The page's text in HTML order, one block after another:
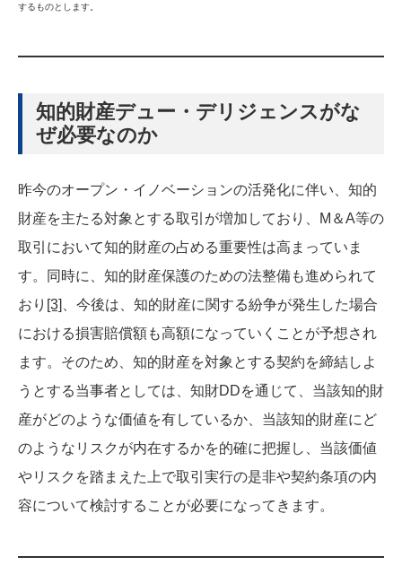
するものとします。
知的財産デュー・デリジェンスがな
ぜ必要なのか
昨今のオープン・イノベーションの活発化に伴い、知的
財産を主たる対象とする取引が増加しており、M＆A等の
取引において知的財産の占める重要性は高まっていま
す。同時に、知的財産保護のための法整備も進められて
おり [3]
、今後は、知的財産に関する紛争が発生した場合
における損害賠償額も高額になっていくことが予想され
ます。そのため、知的財産を対象とする契約を締結しよ
うとする当事者としては、知財DDを通じて、当該知的財
産がどのような価値を有しているか、当該知的財産にど
のようなリスクが内在するかを的確に把握し、当該価値
やリスクを踏まえた上で取引実行の是非や契約条項の内
容について検討することが必要になってきます。